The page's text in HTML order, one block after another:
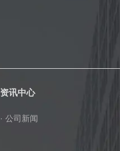
资讯中心
· 公司新闻